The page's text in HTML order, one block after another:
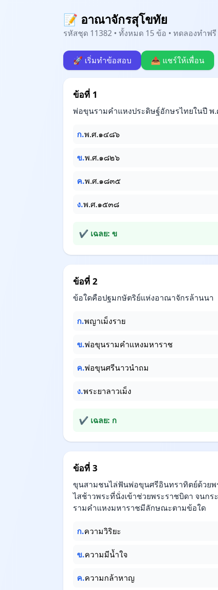
📝 อาณาจักรสุโขทัย
รหัสชุด 11382 • ทั้งหมด 15 ข้อ • ทดลองทำฟ
🚀 เริ่มทำข้อสอบ 📤 แชร์ให้เพื่อน
ข้อที่ 1
พ่อขุนรามคำแหงประดิษฐ์อักษรไทยในปี พ.
ก.พ.ศ.๑๔๘๖
ข.พ.ศ.๑๘๒๖
ค.พ.ศ.๑๘๓๕
ง.พ.ศ.๑๕๓๘
✔ เฉลย: ข
ข้อที่ 2
ข้อใดคือปฐมกษัตริย์แห่งอาณาจักรล้านนา
ก.พญาเม็งราย
ข.พ่อขุนรามคำแหงมหาราช
ค.พ่อขุนศรีนาวนำถม
ง.พระยาลาวเม็ง
✔ เฉลย: ก
ข้อที่ 3
ขุนสามชนไล่ฟันพ่อขุนศรีอินทราทิตย์ด้วยพ
ไสช้าวพระที่นั่งเข้าช่วยพระราชบิดา จน
รามคำแหงมหาราชมีลักษณะตามข้อใด
ก.ความวิริยะ
ข.ความมีน้ำใจ
ค.ความกล้าหาญ